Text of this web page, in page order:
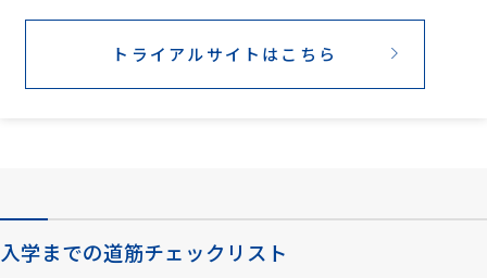
トライアルサイトはこちら
入学までの道筋チェックリスト